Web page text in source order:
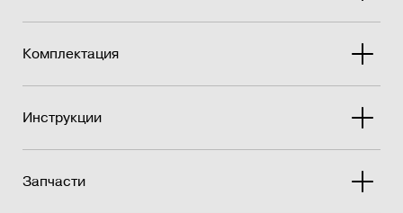
Комплектация
Инструкции
Запчасти